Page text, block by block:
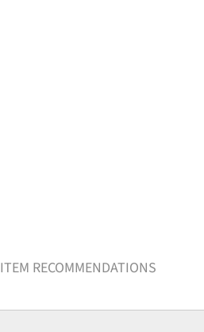
ITEM RECOMMENDATIONS